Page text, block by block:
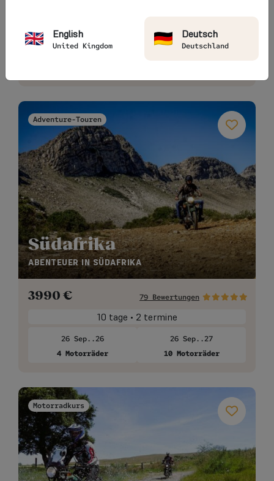
12 tage • 2 termine
22 Sep..26
Adventure-Touren
Südafrika
ABENTEUER IN SÜDAFRIKA
3990 € 79 Bewertungen
10 tage • 2 termine
26 Sep..26
4 Motorräder
26 Sep..27
10 Motorräder
Motorradkurs
English
United Kingdom
Deutsch
Deutschland